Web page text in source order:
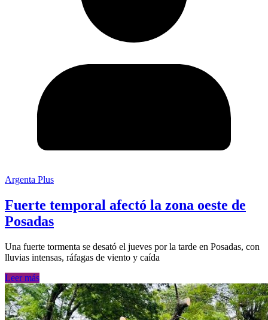
Argenta Plus
Fuerte temporal afectó la zona oeste de
Posadas
Una fuerte tormenta se desató el jueves por la tarde en Posadas, con
lluvias intensas, ráfagas de viento y caída
Leer más